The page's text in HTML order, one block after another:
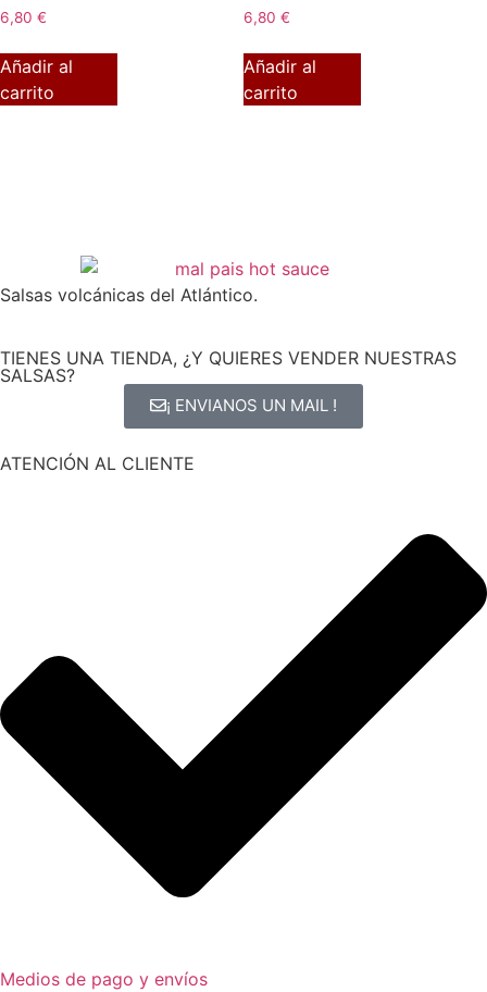
6,80 €
Añadir al
carrito
6,80 €
Añadir al
carrito
Salsas volcánicas del Atlántico.
TIENES UNA TIENDA, ¿Y QUIERES VENDER NUESTRAS
SALSAS?
¡ ENVIANOS UN MAIL !
ATENCIÓN AL CLIENTE
Medios de pago y envíos